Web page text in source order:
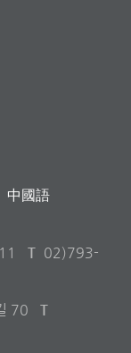
中國語
T 02)793-
70
T